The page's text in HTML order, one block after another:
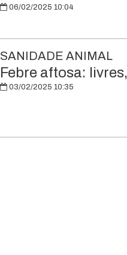
06/02/2025 10:04
SANIDADE ANIMAL
Febre aftosa:
03/02/2025 10:35